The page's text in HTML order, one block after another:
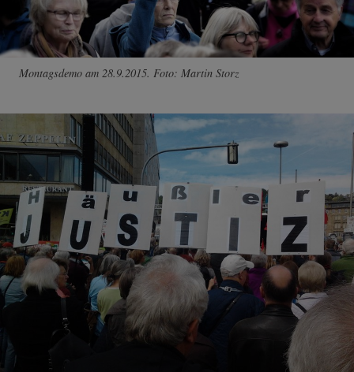
Montagsdemo am 28.9.2015. Foto: Martin Storz